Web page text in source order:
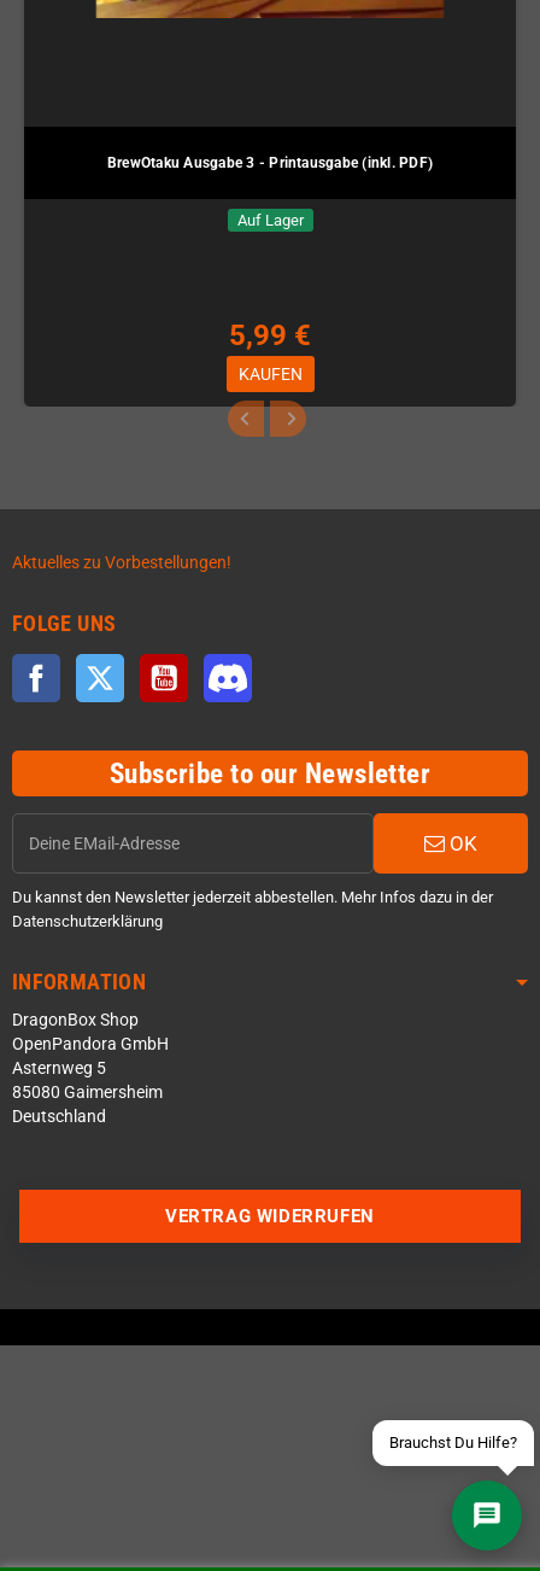
BrewOtaku Ausgabe 3 - Printausgabe (inkl. PDF)
Auf Lager
5,99 €
KAUFEN
Aktuelles zu Vorbestellungen!
FOLGE UNS
Facebook Twitter YouTube
Subscribe to our Newsletter
OK
Du kannst den Newsletter jederzeit abbestellen. Mehr Infos dazu in der
Datenschutzerklärung
INFORMATION
DragonBox Shop
OpenPandora GmbH
Asternweg 5
85080 Gaimersheim
Deutschland
Brauchst Du Hilfe?
Über WhatsApp schreiben
Schick uns eine eMail
VERTRAG WIDERRUFEN